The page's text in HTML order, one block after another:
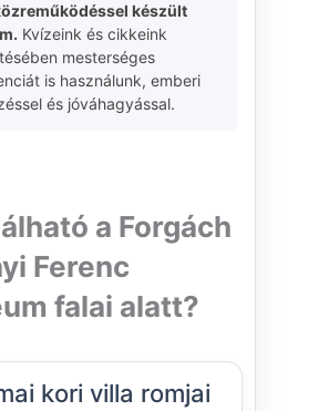
készült
Kvízeink és cikkeink
mesterséges
is használunk, emberi
és jóváhagyással.
a Forgách
Ferenc
falai alatt?
kori villa romjai